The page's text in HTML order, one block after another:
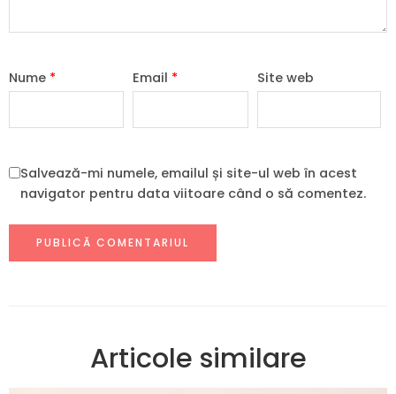
Nume * Email * Site web
Salvează-mi numele, emailul și site-ul web în acest
navigator pentru data viitoare când o să comentez.
Articole similare